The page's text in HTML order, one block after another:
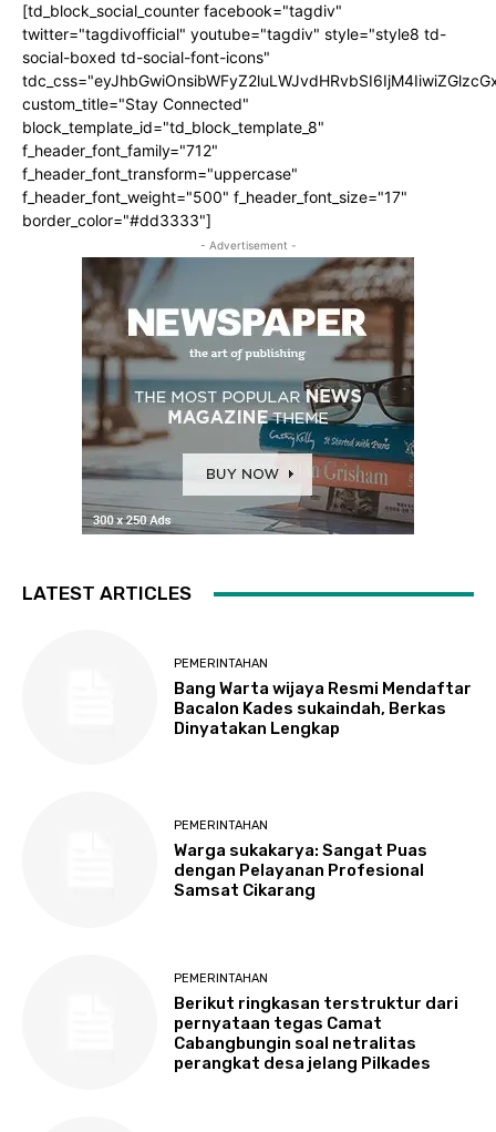
[td_block_social_counter facebook="tagdiv"
twitter="tagdivofficial" youtube="tagdiv" style="style8 td-
social-boxed td-social-font-icons"
custom_title="Stay Connected"
block_template_id="td_block_template_8"
f_header_font_family="712"
f_header_font_transform="uppercase"
f_header_font_weight="500" f_header_font_size="17"
border_color="#dd3333"]
- Advertisement -
LATEST ARTICLES
PEMERINTAHAN
Bang Warta wijaya Resmi Mendaftar
Bacalon Kades sukaindah, Berkas
Dinyatakan Lengkap
PEMERINTAHAN
Warga sukakarya: Sangat Puas
dengan Pelayanan Profesional
Samsat Cikarang
PEMERINTAHAN
Berikut ringkasan terstruktur dari
pernyataan tegas Camat
Cabangbungin soal netralitas
perangkat desa jelang Pilkades